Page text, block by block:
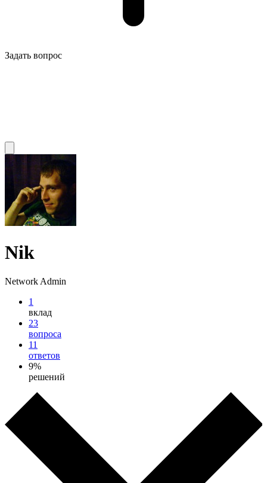
Задать вопрос
Nik
Network Admin
1
вклад
23
вопроса
11
ответов
9%
решений